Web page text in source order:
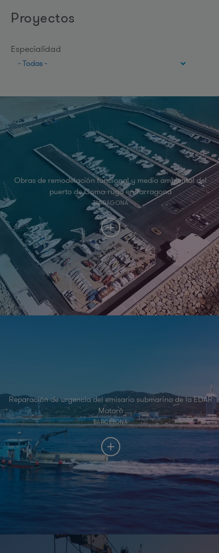
proyectos
Especialidad
Obras de remodelación funcional y medio ambiental del
puerto de Coma-ruga en Tarragona
TARRAGONA
Reparación de urgencia del emisario submarino de la EDAR
Mataró
BARCELONA